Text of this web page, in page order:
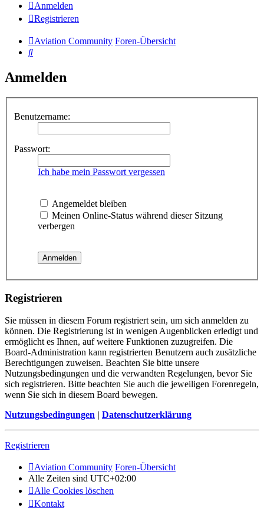
Anmelden
Registrieren
Aviation Community Foren-Übersicht
Suche
Anmelden
Benutzername:
Passwort:
Ich habe mein Passwort vergessen
Angemeldet bleiben
Meinen Online-Status während dieser Sitzung
verbergen
Registrieren
Sie müssen in diesem Forum registriert sein, um sich anmelden zu
können. Die Registrierung ist in wenigen Augenblicken erledigt und
ermöglicht es Ihnen, auf weitere Funktionen zuzugreifen. Die
Board-Administration kann registrierten Benutzern auch zusätzliche
Berechtigungen zuweisen. Beachten Sie bitte unsere
Nutzungsbedingungen und die verwandten Regelungen, bevor Sie
sich registrieren. Bitte beachten Sie auch die jeweiligen Forenregeln,
wenn Sie sich in diesem Board bewegen.
Nutzungsbedingungen | Datenschutzerklärung
Registrieren
Aviation Community Foren-Übersicht
Alle Zeiten sind UTC+02:00
Alle Cookies löschen
Kontakt